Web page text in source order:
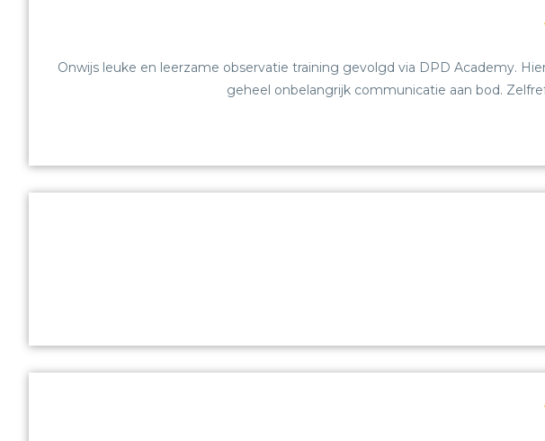
Onwijs leuke en leerzame observatie training gevolgd via DPD Academy.
geheel onbelangrijk communicatie aan bod.